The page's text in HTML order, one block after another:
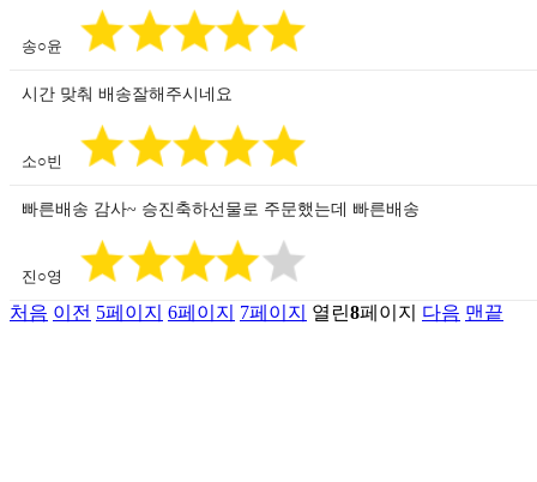
송○윤
시간 맞춰 배송잘해주시네요
소○빈
빠른배송 감사~ 승진축하선물로 주문했는데 빠른배송
진○영
처음 이전 5페이지 6페이지 7페이지 열린8페이지 다음 맨끝